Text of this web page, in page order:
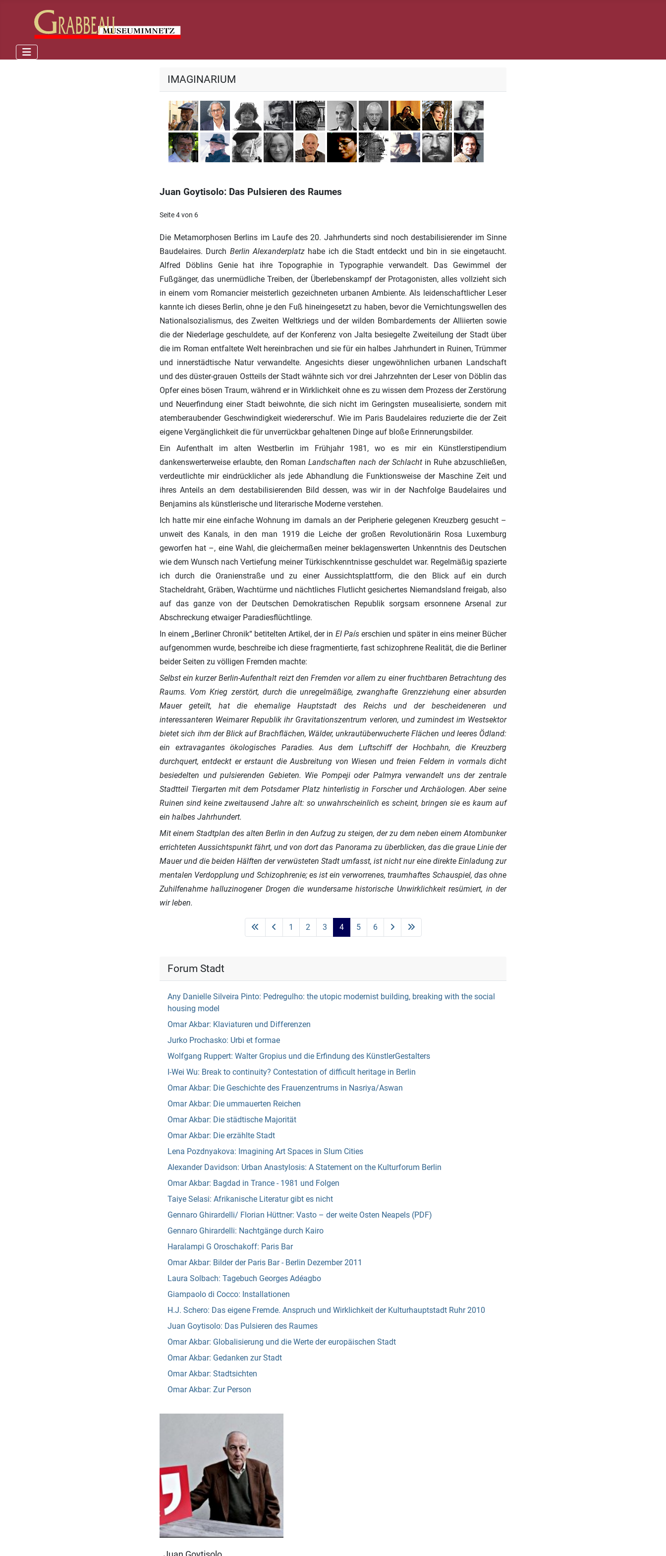
IMAGINARIUM
Georges Adéagbo
Omar AkbarDoro BregerGiampaolo di Cocco
Lucius Garganelli
Michael HeischThomas KörnerManuel KringsLaura SolbachPaul Mersmann
Kurt RöttgersWalter RüthHerbert ScheroMonika Schmitz-Emans
Michael SchulzeRenate SolbachRaymond Verdaguer
Dimitri VojnovJürgen Wölbing
Ali Zülfikar
Juan Goytisolo: Das Pulsieren des Raumes
Seite 4 von 6
Die Metamorphosen Berlins im Laufe des 20. Jahrhunderts sind noch destabilisierender im Sinne
Baudelaires. Durch Berlin Alexanderplatzhabe ich die Stadt entdeckt und bin in sie eingetaucht.
Alfred Döblins Genie hat ihre Topographie in Typographie verwandelt. Das Gewimmel der
Fußgänger, das unermüdliche Treiben, der Überlebenskampf der Protagonisten, alles vollzieht sich
in einem vom Romancier meisterlich gezeichneten urbanen Ambiente. Als leidenschaftlicher Leser
kannte ich dieses Berlin, ohne je den Fuß hineingesetzt zu haben, bevor die Vernichtungswellen des
Nationalsozialismus, des Zweiten Weltkriegs und der wilden Bombardements der Alliierten sowie
die der Niederlage geschuldete, auf der Konferenz von Jalta besiegelte Zweiteilung der Stadt über
die im Roman entfaltete Welt hereinbrachen und sie für ein halbes Jahrhundert in Ruinen, Trümmer
und innerstädtische Natur verwandelte. Angesichts dieser ungewöhnlichen urbanen Landschaft
und des düster-grauen Ostteils der Stadt wähnte sich vor drei Jahrzehnten der Leser von Döblin das
Opfer eines bösen Traum, während er in Wirklichkeit ohne es zu wissen dem Prozess der Zerstörung
und Neuerfindung einer Stadt beiwohnte, die sich nicht im Geringsten musealisierte, sondern mit
atemberaubender Geschwindigkeit wiedererschuf. Wie im Paris Baudelaires reduzierte die der Zeit
eigene Vergänglichkeit die für unverrückbar gehaltenen Dinge auf bloße Erinnerungsbilder.
Ein Aufenthalt im alten Westberlin im Frühjahr 1981, wo es mir ein Künstlerstipendium
dankenswerterweise erlaubte, den RomanLandschaften nach der Schlachtin Ruhe abzuschließen,
verdeutlichte mir eindrücklicher als jede Abhandlung die Funktionsweise der Maschine Zeit und
ihres Anteils an dem destabilisierenden Bild dessen, was wir in der Nachfolge Baudelaires und
Benjamins als künstlerische und literarische Moderne verstehen.
Ich hatte mir eine einfache Wohnung im damals an der Peripherie gelegenen Kreuzberg gesucht –
unweit des Kanals, in den man 1919 die Leiche der großen Revolutionärin Rosa Luxemburg
geworfen hat –, eine Wahl, die gleichermaßen meiner beklagenswerten Unkenntnis des Deutschen
wie dem Wunsch nach Vertiefung meiner Türkischkenntnisse geschuldet war. Regelmäßig spazierte
ich durch die Oranienstraße und zu einer Aussichtsplattform, die den Blick auf ein durch
Stacheldraht, Gräben, Wachtürme und nächtliches Flutlicht gesichertes Niemandsland freigab, also
auf das ganze von der Deutschen Demokratischen Republik sorgsam ersonnene Arsenal zur
Abschreckung etwaiger Paradiesflüchtlinge.
In einem „Berliner Chronik“ betitelten Artikel, der in El Paíserschien und später in eins meiner Bücher
aufgenommen wurde, beschreibe ich diese fragmentierte, fast schizophrene Realität, die die Berliner
beider Seiten zu völligen Fremden machte:
Selbst ein kurzer Berlin-Aufenthalt reizt den Fremden vor allem zu einer fruchtbaren Betrachtung des
Raums. Vom Krieg zerstört, durch die unregelmäßige, zwanghafte Grenzziehung einer absurden
Mauer geteilt, hat die ehemalige Hauptstadt des Reichs und der bescheideneren und
interessanteren Weimarer Republik ihr Gravitationszentrum verloren, und zumindest im Westsektor
bietet sich ihm der Blick auf Brachflächen, Wälder, unkrautüberwucherte Flächen und leeres Ödland:
ein extravagantes ökologisches Paradies. Aus dem Luftschiff der Hochbahn, die Kreuzberg
durchquert, entdeckt er erstaunt die Ausbreitung von Wiesen und freien Feldern in vormals dicht
besiedelten und pulsierenden Gebieten. Wie Pompeji oder Palmyra verwandelt uns der zentrale
Stadtteil Tiergarten mit dem Potsdamer Platz hinterlistig in Forscher und Archäologen. Aber seine
Ruinen sind keine zweitausend Jahre alt: so unwahrscheinlich es scheint, bringen sie es kaum auf
ein halbes Jahrhundert.
Mit einem Stadtplan des alten Berlin in den Aufzug zu steigen, der zu dem neben einem Atombunker
errichteten Aussichtspunkt fährt, und von dort das Panorama zu überblicken, das die graue Linie der
Mauer und die beiden Hälften der verwüsteten Stadt umfasst, ist nicht nur eine direkte Einladung zur
mentalen Verdopplung und Schizophrenie; es ist ein verworrenes, traumhaftes Schauspiel, das ohne
Zuhilfenahme halluzinogener Drogen die wundersame historische Unwirklichkeit resümiert, in der
wir leben.
1 2 3 4 5 6
Forum Stadt
Any Danielle Silveira Pinto: Pedregulho: the utopic modernist building, breaking with the social
housing model
Omar Akbar: Klaviaturen und Differenzen
Jurko Prochasko: Urbi et formae
Wolfgang Ruppert: Walter Gropius und die Erfindung des KünstlerGestalters
I-Wei Wu: Break to continuity? Contestation of difficult heritage in Berlin
Omar Akbar: Die Geschichte des Frauenzentrums in Nasriya/Aswan
Omar Akbar: Die ummauerten Reichen
Omar Akbar: Die städtische Majorität
Omar Akbar: Die erzählte Stadt
Lena Pozdnyakova: Imagining Art Spaces in Slum Cities
Alexander Davidson: Urban Anastylosis: A Statement on the Kulturforum Berlin
Omar Akbar: Bagdad in Trance - 1981 und Folgen
Taiye Selasi: Afrikanische Literatur gibt es nicht
Gennaro Ghirardelli/ Florian Hüttner: Vasto – der weite Osten Neapels (PDF)
Gennaro Ghirardelli: Nachtgänge durch Kairo
Haralampi G Oroschakoff: Paris Bar
Omar Akbar: Bilder der Paris Bar - Berlin Dezember 2011
Laura Solbach: Tagebuch Georges Adéagbo
Giampaolo di Cocco: Installationen
H.J. Schero: Das eigene Fremde. Anspruch und Wirklichkeit der Kulturhauptstadt Ruhr 2010
Juan Goytisolo: Das Pulsieren des Raumes
Omar Akbar: Globalisierung und die Werte der europäischen Stadt
Omar Akbar: Gedanken zur Stadt
Omar Akbar: Stadtsichten
Omar Akbar: Zur Person